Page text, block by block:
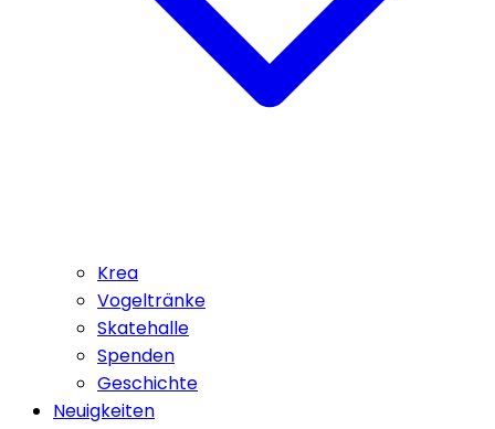
Krea
Vogeltränke
Skatehalle
Spenden
Geschichte
Neuigkeiten